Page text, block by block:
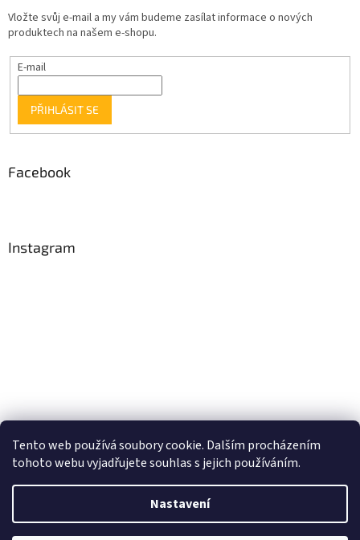
Tento web používá soubory cookie. Dalším procházením
tohoto webu vyjadřujete souhlas s jejich používáním.
Nastavení
Vložte svůj e-mail a my vám budeme zasílat informace o nových
produktech na našem e-shopu.
E-mail
PŘIHLÁSIT SE
Facebook
Instagram
Sledovat na Instagramu
Vytvořil Shoptet